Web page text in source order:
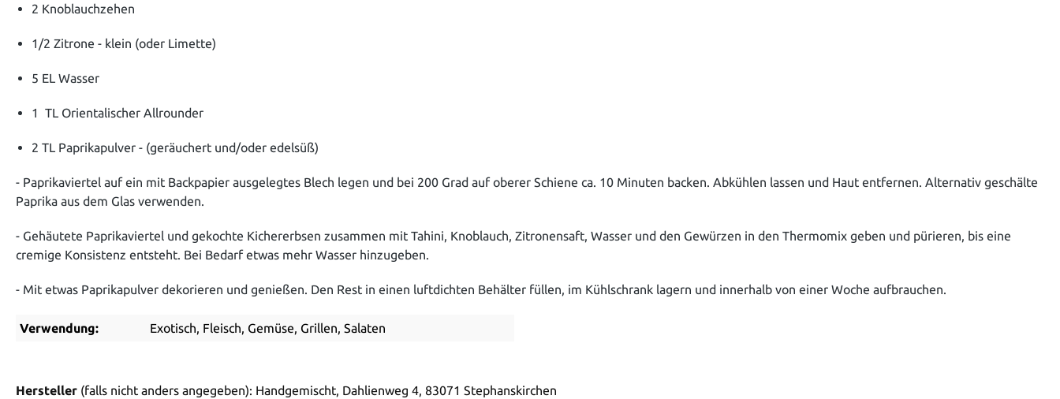
2 Knoblauchzehen
1/2 Zitrone - klein (oder Limette)
5 EL Wasser
1 TL Orientalischer Allrounder
2 TL Paprikapulver - (geräuchert und/oder edelsüß)
- Paprikaviertel auf ein mit Backpapier ausgelegtes Blech legen und bei 200 Grad auf oberer Schiene ca. 10 Minuten backen. Abkühlen lassen und Haut entfernen. Alternativ geschälte
Paprika aus dem Glas verwenden.
- Gehäutete Paprikaviertel und gekochte Kichererbsen zusammen mit Tahini, Knoblauch, Zitronensaft, Wasser und den Gewürzen in den Thermomix geben und pürieren, bis eine
cremige Konsistenz entsteht. Bei Bedarf etwas mehr Wasser hinzugeben.
- Mit etwas Paprikapulver dekorieren und genießen. Den Rest in einen luftdichten Behälter füllen, im Kühlschrank lagern und innerhalb von einer Woche aufbrauchen.
Verwendung: Exotisch, Fleisch, Gemüse, Grillen, Salaten
Hersteller (falls nicht anders angegeben): Handgemischt, Dahlienweg 4, 83071 Stephanskirchen